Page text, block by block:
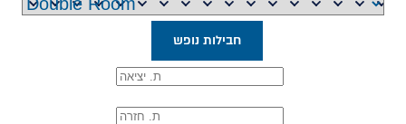
חבילות נופש